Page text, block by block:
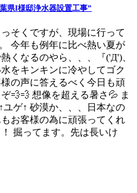
県I様邸浄水器設置工事”
そくですが、現場に行って
今年も例年に比べ熱い夏が
くなるのやら、、、『('Д')、
をキンキンに冷やしてゴク
の声に答えるべく今日も頑
💨💨 想像を超える暑さ💦 ま
ゲ↑ 砂漠か、、、日本なの
お客様の為に頑張ってくれ
掘ってます。先は長いけ